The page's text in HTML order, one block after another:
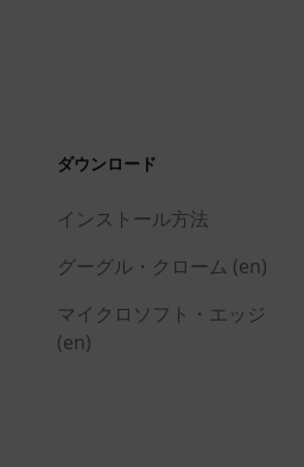
ダウンロード
インストール方法
グーグル・クローム (en)
マイクロソフト・エッジ
(en)